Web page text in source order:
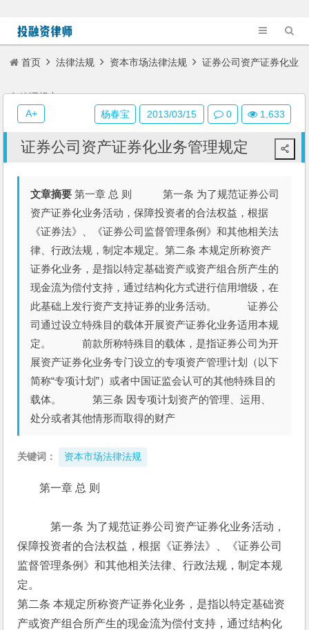
首页 法律法规 资本市场法律法规 证券公司资产证券化业
务管理规定
证券公司资产证券化业务管理规定
文章摘要 第一章 总 则 第一条 为了规范证券公司
资产证券化业务活动，保障投资者的合法权益，根据
《证券法》、《证券公司监督管理条例》和其他相关法
律、行政法规，制定本规定。第二条 本规定所称资产
证券化业务，是指以特定基础资产或资产组合所产生的
现金流为偿付支持，通过结构化方式进行信用增级，在
此基础上发行资产支持证券的业务活动。 证券公
司通过设立特殊目的载体开展资产证券化业务适用本规
定。 前款所称特殊目的载体，是指证券公司为开
展资产证券化业务专门设立的专项资产管理计划（以下
简称“专项计划”）或者中国证监会认可的其他特殊目的
载体。 第三条 因专项计划资产的管理、运用、
处分或者其他情形而取得的财产
关键词： 资本市场法律法规
第一章 总 则
第一条 为了规范证券公司资产证券化业务活动，
保障投资者的合法权益，根据《证券法》、《证券公司
监督管理条例》和其他相关法律、行政法规，制定本规
定。
第二条 本规定所称资产证券化业务，是指以特定基础资
产或资产组合所产生的现金流为偿付支持，通过结构化
杨春宝 2013/03/15 0 1,633
A+